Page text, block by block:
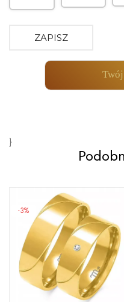
ZAPISZ
}
-3%